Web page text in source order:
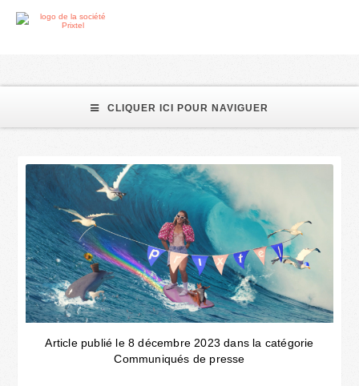
CLIQUER ICI POUR NAVIGUER
Article publié le 8 décembre 2023 dans la catégorie
Communiqués de presse